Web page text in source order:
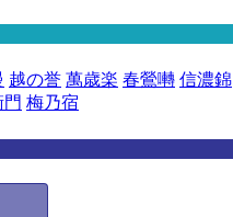
越の誉 萬歳楽 春鶯囀 信濃錦
梅乃宿